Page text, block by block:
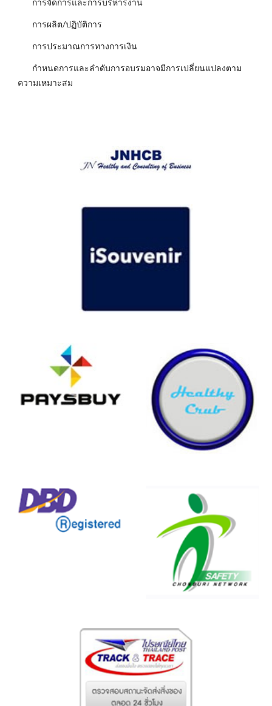
การผลิต/ปฏิบัติการ
การประมาณการทางการเงิน
กำหนดการและลำดับการอบรมอาจมีการเปลี่ยนแปลงตาม
ความเหมาะสม